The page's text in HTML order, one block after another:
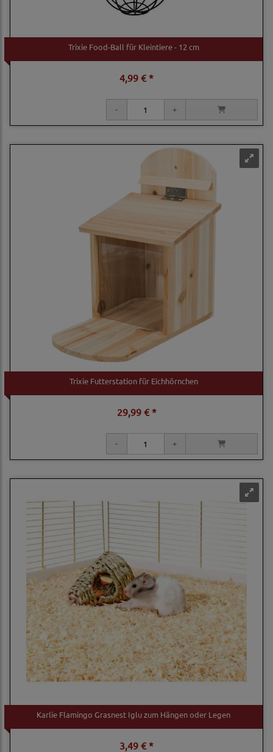
Trixie Food-Ball für Kleintiere - 12 cm
4,99 € *
Trixie Futterstation für Eichhörnchen
29,99 € *
Karlie Flamingo Grasnest Iglu zum Hängen oder Legen
3,49 € *